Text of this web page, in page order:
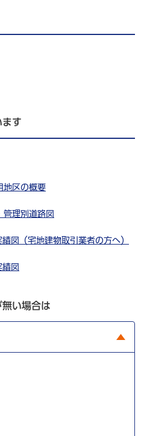
ます
地区の概要
管理別道路図
図（宅地建物取引業者の方へ）
図
い場合は